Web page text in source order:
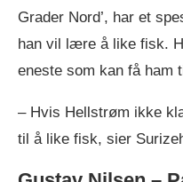
Grader Nord’, har et
han vil lære å like fisk.
eneste som kan få ham
– Hvis Hellstrøm ikke
til å like fisk, sier